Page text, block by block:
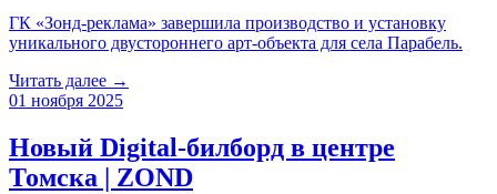
ГК «Зонд-реклама» завершила производство и установку
уникального двустороннего арт-объекта для села Парабель.
Читать далее →
01 ноября 2025
Новый Digital-билборд в центре
Томска | ZOND